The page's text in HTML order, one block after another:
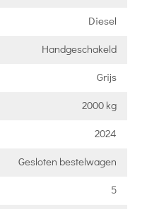
Diesel
Handgeschakeld
Grijs
2000 kg
2024
Gesloten bestelwagen
5